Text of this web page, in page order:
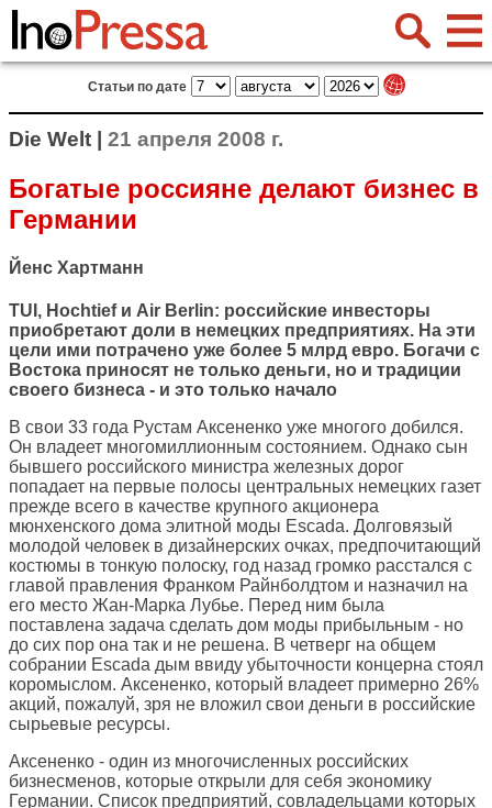
Статьи по дате
Die Welt | 21 апреля 2008 г.
Богатые россияне делают бизнес в
Германии
Йенс Хартманн
TUI, Hochtief и Air Berlin: российские инвесторы
приобретают доли в немецких предприятиях. На эти
цели ими потрачено уже более 5 млрд евро. Богачи с
Востока приносят не только деньги, но и традиции
своего бизнеса - и это только начало
В свои 33 года Рустам Аксененко уже многого добился.
Он владеет многомиллионным состоянием. Однако сын
бывшего российского министра железных дорог
попадает на первые полосы центральных немецких газет
прежде всего в качестве крупного акционера
мюнхенского дома элитной моды Escada. Долговязый
молодой человек в дизайнерских очках, предпочитающий
костюмы в тонкую полоску, год назад громко расстался с
главой правления Франком Райнболдтом и назначил на
его место Жан-Марка Лубье. Перед ним была
поставлена задача сделать дом моды прибыльным - но
до сих пор она так и не решена. В четверг на общем
собрании Escada дым ввиду убыточности концерна стоял
коромыслом. Аксененко, который владеет примерно 26%
акций, пожалуй, зря не вложил свои деньги в российские
сырьевые ресурсы.
Аксененко - один из многочисленных российских
бизнесменов, которые открыли для себя экономику
Германии. Список предприятий, совладельцами которых